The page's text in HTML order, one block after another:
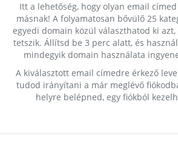
Itt a lehetőség, hogy olyan email
másnak! A folyamatosan bővülő 25
egyedi domain közül választhatod ki
tetszik. Állítsd be 3 perc alatt, és
mindegyik domain használata
A kiválasztott email címedre érkező
tudod irányítani a már meglévő
helyre belépned, egy fiókból